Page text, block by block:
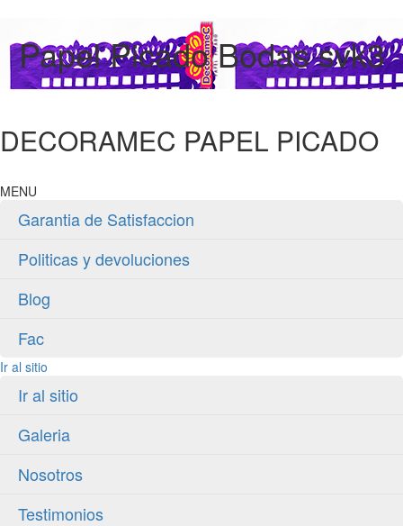
Papel Picado Bodas svk3
DECORAMEC PAPEL PICADO
MENU
Garantia de Satisfaccion
Politicas y devoluciones
Blog
Fac
Ir al sitio
Ir al sitio
Galeria
Nosotros
Testimonios